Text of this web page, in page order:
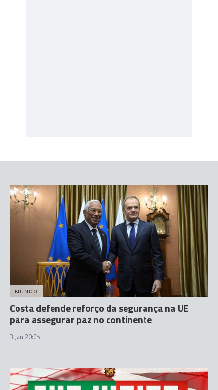
MUNDO
Costa defende reforço da segurança na UE
para assegurar paz no continente
3 Jan 20:05